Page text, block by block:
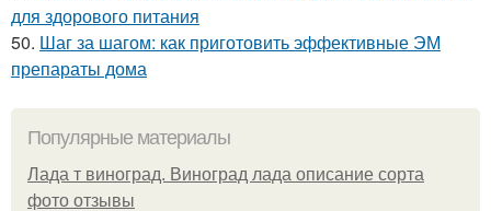
для здорового питания
50. Шаг за шагом: как приготовить эффективные ЭМ
препараты дома
Популярные материалы
Лада т виноград. Виноград лада описание сорта
фото отзывы